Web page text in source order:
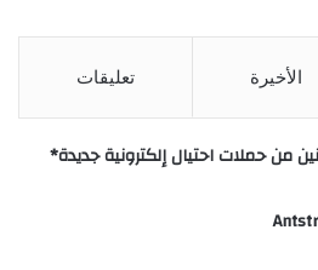
الأخيرة تعليقات
من حملات احتيال إلكترونية جديدة*